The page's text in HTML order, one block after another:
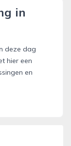
in
deze dag
hier een
en